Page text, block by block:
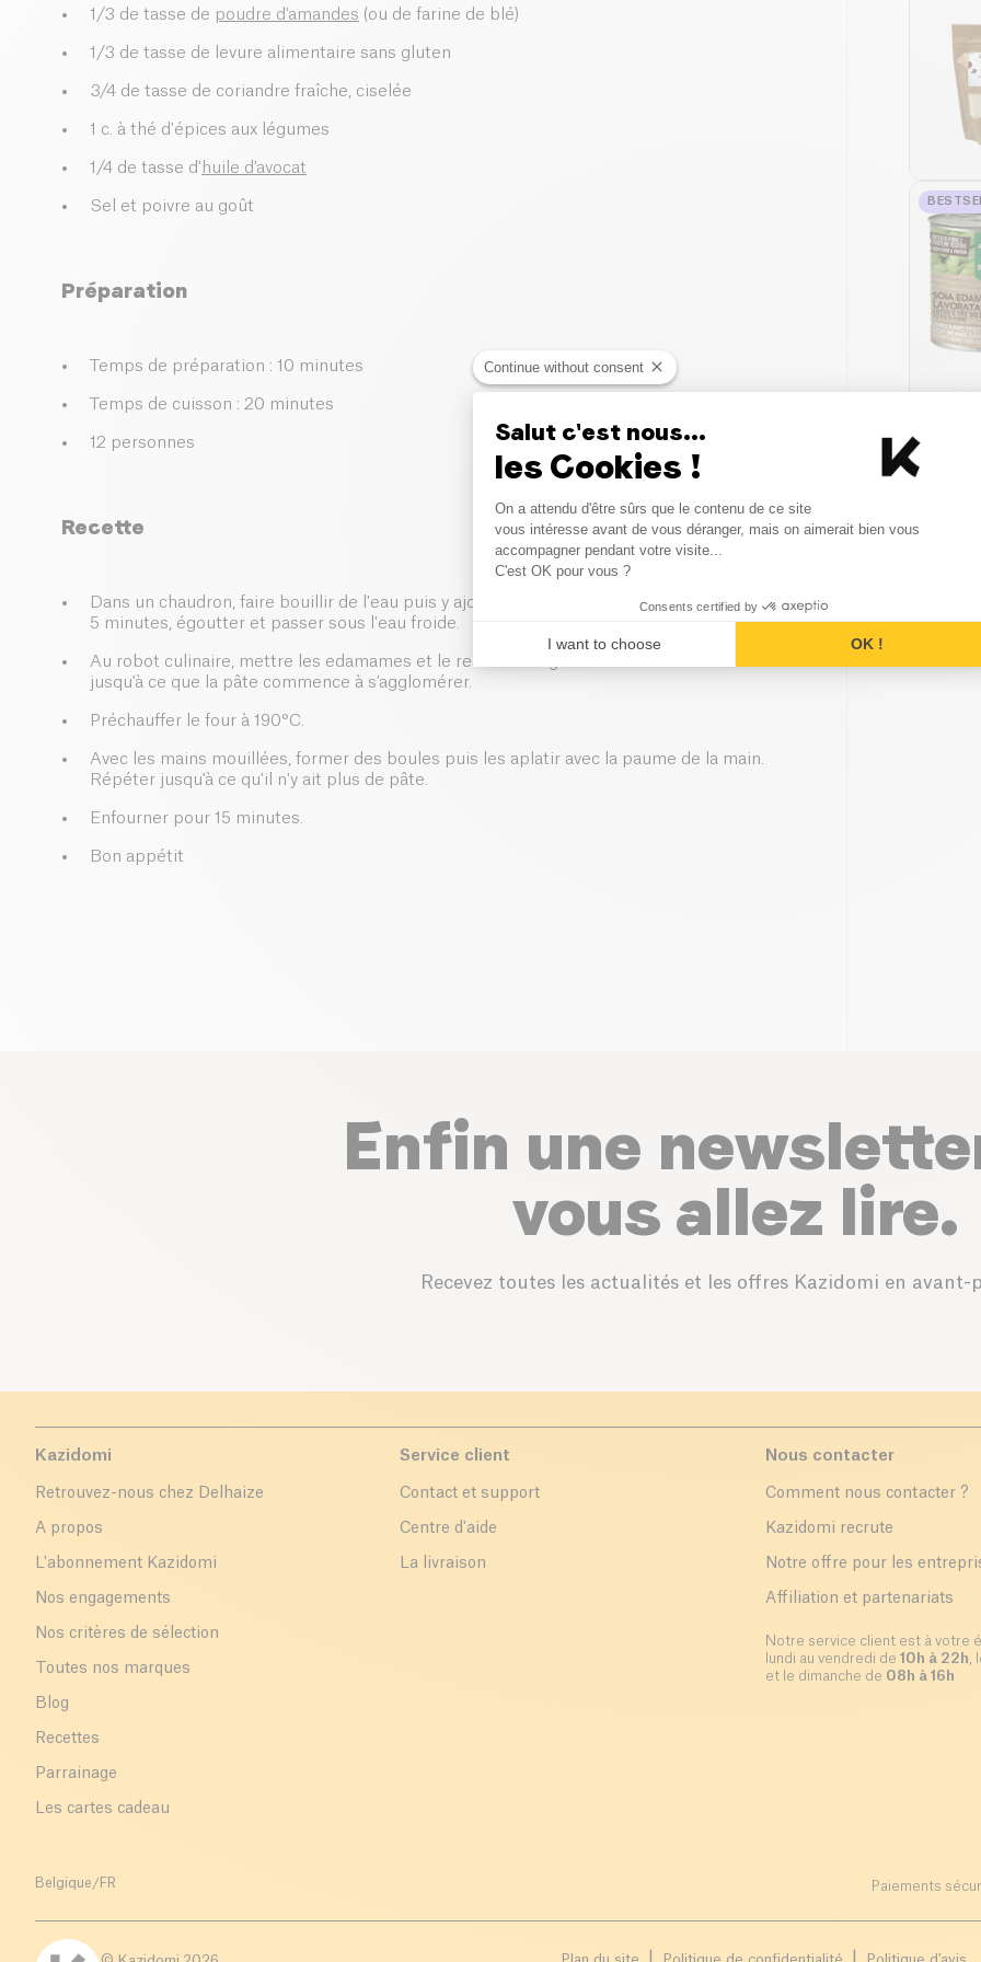
1/3 de tasse de poudre d'amandes (ou de farine de blé)
1/3 de tasse de levure alimentaire sans gluten
3/4 de tasse de coriandre fraîche, ciselée
1 c. à thé d'épices aux légumes
1/4 de tasse d' huile d'avocat
Sel et poivre au goût
Préparation
Temps de préparation : 10 minutes
Temps de cuisson : 20 minutes
12 personnes
Recette
Dans un chaudron, faire bouillir de l'eau puis y ajouter les edamames. Cuire pour environ
5 minutes, égoutter et passer sous l'eau froide.
Au robot culinaire, mettre les edamames et le reste des ingrédients et laisser tourner
jusqu'à ce que la pâte commence à s'agglomérer.
Préchauffer le four à 190°C.
Avec les mains mouillées, former des boules puis les aplatir avec la paume de la main.
Répéter jusqu'à ce qu'il n'y ait plus de pâte.
Enfourner pour 15 minutes.
Bon appétit
Enfin une
vous allez lire.
Recevez toutes les actualités et les offres Kazidomi en avant-
Kazidomi
Retrouvez-nous chez Delhaize
A propos
L'abonnement Kazidomi
Nos engagements
Nos critères de sélection
Toutes nos marques
Blog
Recettes
Parrainage
Les cartes cadeau
Service client
Contact et support
Centre d'aide
La livraison
Nous contacter
Comment nous contacter ?
Kazidomi recrute
Notre offre pour les
Affiliation et partenariats
Notre service client est à votre
lundi au vendredi de 10h à 22h
et le dimanche de 08h à 16h
Belgique/ FR Paiements
Continue without consent
Salut c'est nous...
les Cookies !
Consent Management
On a attendu d'être sûrs que le contenu de ce site
vous intéresse avant de vous déranger, mais on aimerait bien vous
accompagner pendant votre visite...
C'est OK pour vous ?
Consents certified by
I want to choose OK !
Axeptio consent